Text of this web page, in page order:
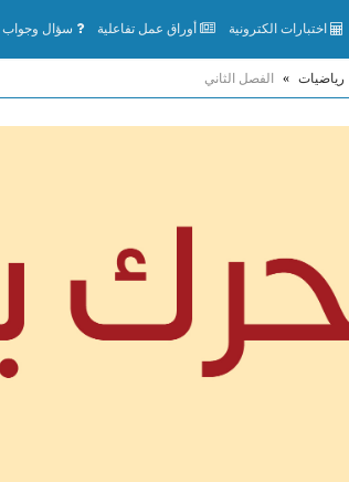
اختبارات الكترونية أوراق عمل تفاعلية سؤال وجواب
رياضيات » الفصل الثاني